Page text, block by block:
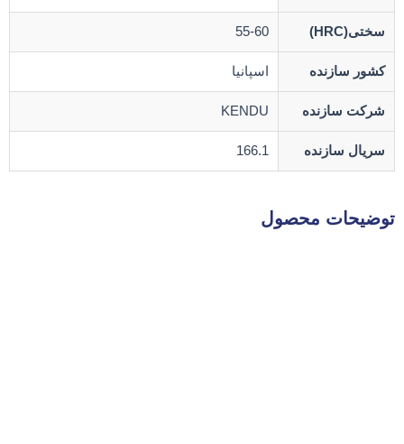
سختی(HRC) 55-60
کشور سازنده اسپانیا
شرکت سازنده KENDU
سریال سازنده 166.1
توضیحات محصول